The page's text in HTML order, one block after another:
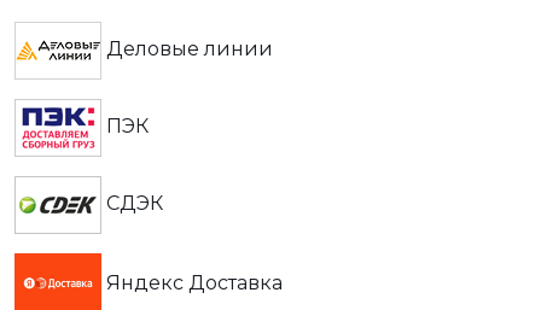
Деловые линии
ПЭК
СДЭК
Яндекс Доставка